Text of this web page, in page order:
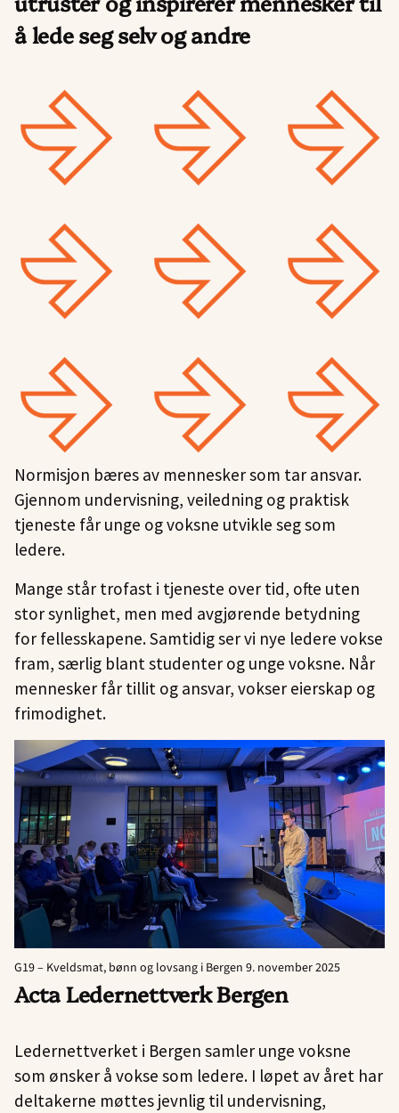
å lede seg selv og andre
Normisjon bæres av mennesker som tar ansvar.
Gjennom undervisning, veiledning og praktisk
tjeneste får unge og voksne utvikle seg som
ledere.
Mange står trofast i tjeneste over tid, ofte uten
stor synlighet, men med avgjørende betydning
for fellesskapene. Samtidig ser vi nye ledere vokse
fram, særlig blant studenter og unge voksne. Når
mennesker får tillit og ansvar, vokser eierskap og
frimodighet.
G19 – Kveldsmat, bønn og lovsang i Bergen 9. november 2025
Acta Ledernettverk Bergen
Ledernettverket i Bergen samler unge voksne
som ønsker å vokse som ledere. I løpet av året har
deltakerne møttes jevnlig til undervisning,